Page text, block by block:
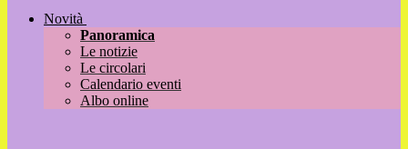
Novità
Panoramica
Le notizie
Le circolari
Calendario eventi
Albo online